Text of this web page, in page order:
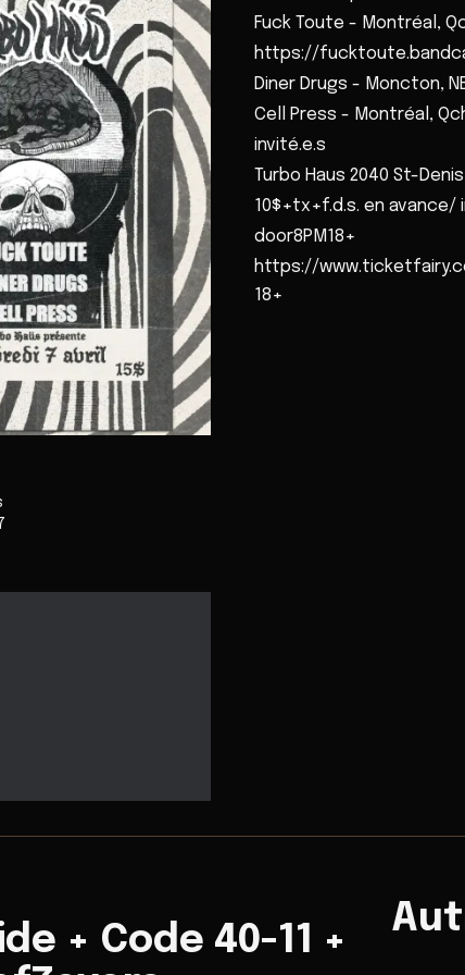
Fuck Toute - Montréal,
https://
Diner Drugs - Moncton,
Cell Press - Montréal,
invité.e.s
Turbo Haus 2040 St-Denis
10$+tx+f.d.s. en
door8PM18+
https://
18+
+ Code 40-11 +